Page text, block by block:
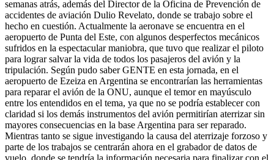
semanas atrás, además del Director de la Oficina de Prevención de
accidentes de aviación Dulio Revelato, donde se trabajo sobre el
hecho en cuestión. Actualmente la aeronave se encuentra en el
aeropuerto de Punta del Este, con algunos desperfectos mecánicos
sufridos en la espectacular maniobra, que tuvo que realizar el piloto
para lograr salvar la vida de todos los pasajeros del avión y la
tripulación. Según pudo saber GENTE en esta jornada, en el
aeropuerto de Ezeiza en Argentina se encontrarían las herramientas
para reparar el avión de la ONU, aunque el temor en mayúsculo
entre los entendidos en el tema, ya que no se podría establecer con
claridad si los demás instrumentos del avión permitirían aterrizar sin
mayores consecuencias en la base Argentina para ser reparado.
Mientras tanto se sigue investigando la causa del aterrizaje forzoso y
parte de los trabajos se centrarán ahora en el grabador de datos de